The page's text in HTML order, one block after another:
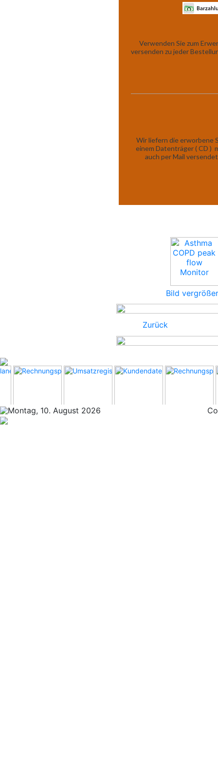
Verwenden Sie zum
versenden zu jeder
Wir liefern die erworbene
einem Datenträger ( CD )
auch per Mail
Bild
Zurück
Montag, 10. August 2026